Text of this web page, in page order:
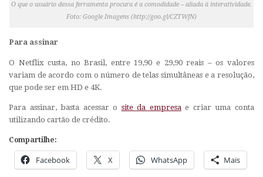
O que o usuário dessa ferramenta procura é a comodidade – aliada à interatividade.
Foto: Google Imagens (http://goo.gl/CZTWfN)
Para assinar
O Netflix custa, no Brasil, entre 19,90 e 29,90 reais – os valores
variam de acordo com o número de telas simultâneas e a resolução,
que pode ser em HD e 4K.
Para assinar, basta acessar o site da empresa e criar uma conta
utilizando cartão de crédito.
Compartilhe:
Facebook X WhatsApp Mais